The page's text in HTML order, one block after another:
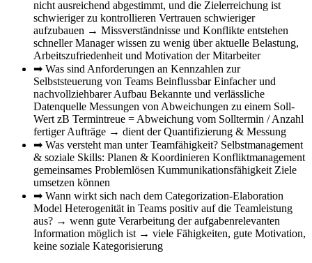
nicht ausreichend abgestimmt, und die Zielerreichung ist
schwieriger zu kontrollieren Vertrauen schwieriger
aufzubauen → Missverständnisse und Konflikte entstehen
schneller Manager wissen zu wenig über aktuelle Belastung,
Arbeitszufriedenheit und Motivation der Mitarbeiter
➡ Was sind Anforderungen an Kennzahlen zur
Selbststeuerung von Teams Beinflussbar Einfacher und
nachvollziehbarer Aufbau Bekannte und verlässliche
Datenquelle Messungen von Abweichungen zu einem Soll-
Wert zB Termintreue = Abweichung vom Solltermin / Anzahl
fertiger Aufträge → dient der Quantifizierung & Messung
➡ Was versteht man unter Teamfähigkeit? Selbstmanagement
& soziale Skills: Planen & Koordinieren Konfliktmanagement
gemeinsames Problemlösen Kummunikationsfähigkeit Ziele
umsetzen können
➡ Wann wirkt sich nach dem Categorization-Elaboration
Model Heterogenität in Teams positiv auf die Teamleistung
aus? → wenn gute Verarbeitung der aufgabenrelevanten
Information möglich ist → viele Fähigkeiten, gute Motivation,
keine soziale Kategorisierung